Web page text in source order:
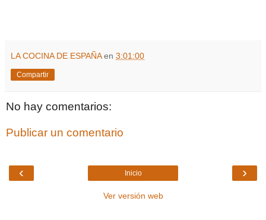
LA COCINA DE ESPAÑA en 3:01:00
Compartir
No hay comentarios:
Publicar un comentario
‹ ›
Inicio
Ver versión web